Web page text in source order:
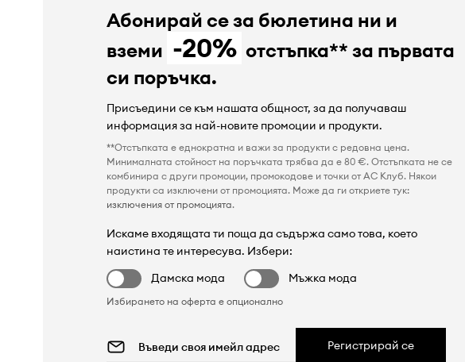
Абонирай се за бюлетина ни и
вземи -20% отстъпка** за първата
си поръчка.
Присъедини се към нашата общност, за да получаваш
информация за най-новите промоции и продукти.
**Отстъпката е еднократна и важи за продукти с редовна цена.
Минималната стойност на поръчката трябва да е 80 €. Отстъпката не се
комбинира с други промоции, промокодове и точки от AC Клуб. Някои
продукти са изключени от промоцията. Може да ги откриете тук:
изключения от промоцията.
Искаме входящата ти поща да съдържа само това, което
наистина те интересува. Избери:
Дамска мода
Мъжка мода
Избирането на оферта е опционално
Регистрирай се